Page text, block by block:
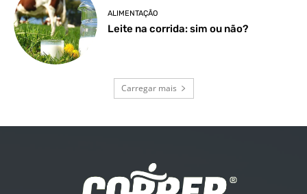
ALIMENTAÇÃO
Leite na corrida: sim ou não?
Carregar mais